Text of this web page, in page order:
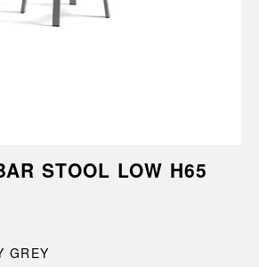
STOOL LOW H65
GREY